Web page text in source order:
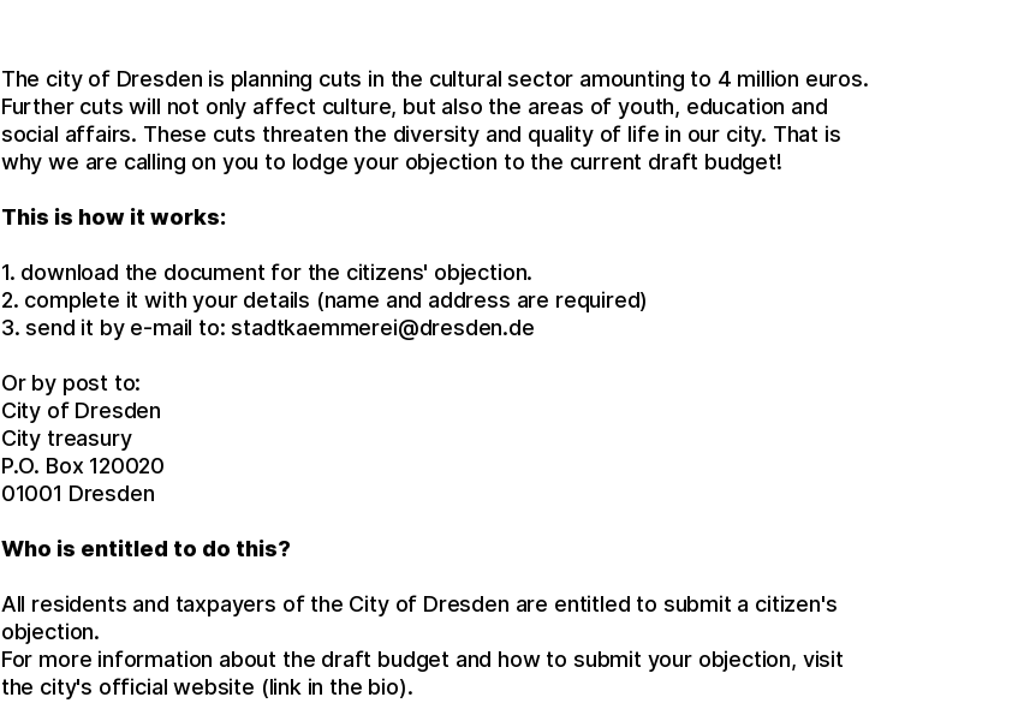
The city of Dresden is planning cuts in the cultural sector amounting to 4 million euros.
Further cuts will not only affect culture, but also the areas of youth, education and
social affairs. These cuts threaten the diversity and quality of life in our city. That is
why we are calling on you to lodge your objection to the current draft budget!
This is how it works:
1. download the document for the citizens' objection.
2. complete it with your details (name and address are required)
3. send it by e-mail to: stadtkaemmerei@dresden.de
Or by post to:
City of Dresden
City treasury
P.O. Box 120020
01001 Dresden
Who is entitled to do this?
All residents and taxpayers of the City of Dresden are entitled to submit a citizen's
objection.
For more information about the draft budget and how to submit your objection, visit
the city's official website (link in the bio).